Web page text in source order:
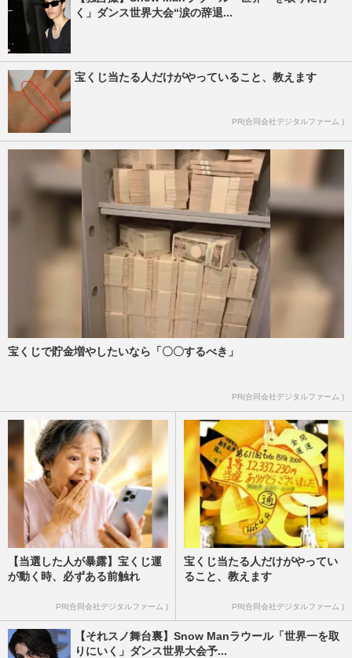
く」ダンス世界大会“涙の辞退...
宝くじ当たる人だけがやっていること、教えます
PR(合同会社デジタルファーム )
宝くじで貯金増やしたいなら「〇〇するべき」
PR(合同会社デジタルファーム )
【当選した人が暴露】宝くじ運
が動く時、必ずある前触れ
PR(合同会社デジタルファーム )
宝くじ当たる人だけがやってい
ること、教えます
PR(合同会社デジタルファーム )
【それスノ舞台裏】Snow Manラウール「世界一を取
りにいく」ダンス世界大会予...